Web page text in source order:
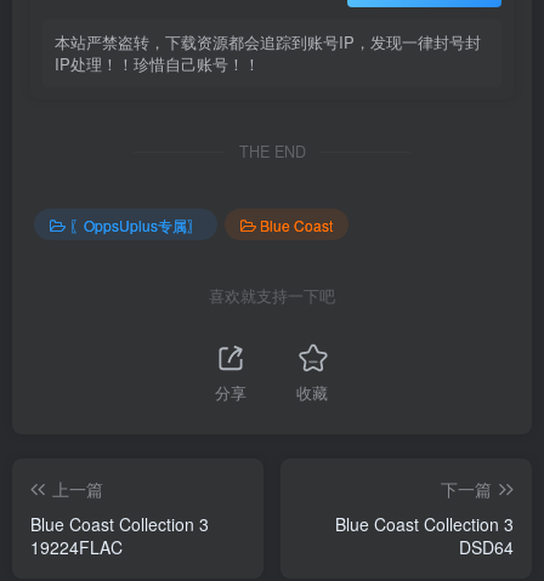
本站严禁盗转，下载资源都会追踪到账号IP，发现一律封号封
IP处理！！珍惜自己账号！！
THE END
〖OppsUplus专属〗 Blue Coast
喜欢就支持一下吧
分享 收藏
上一篇
Blue Coast Collection 3
19224FLAC
下一篇
Blue Coast Collection 3
DSD64